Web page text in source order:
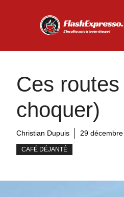
Ces
choquer)
Christian Dupuis 29
CAFÉ DÉJANTÉ